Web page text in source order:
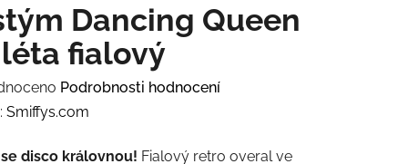
Dancing Queen
fialový
Podrobnosti hodnocení
Smiffys.com
disco královnou! Fialový retro overal ve